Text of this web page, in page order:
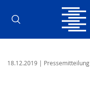
18.12.2019 | Pressemitteilung